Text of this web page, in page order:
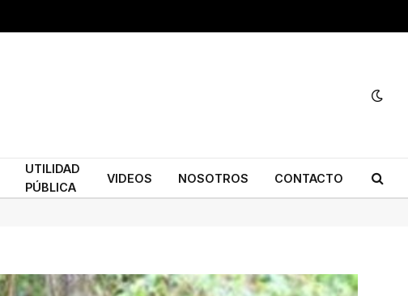
UTILIDAD
PÚBLICA
VIDEOS NOSOTROS CONTACTO